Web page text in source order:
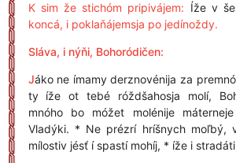
K sim že stichóm pripivájem: Íže v
koncá, i poklaňájemsja po jedínoždy.
Sláva, i nýňi, Bohoródičen:
Jáko ne ímamy derznovénija za
ty íže ot tebé róždšahosja molí,
mnóho bo móžet molénije
Vladýki. * Ne prézrí hríšnych moľbý,
mílostiv jésť í spastí mohíj, * íže i